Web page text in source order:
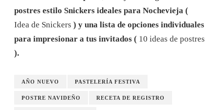
postres estilo Snickers ideales para Nochevieja (
Idea de Snickers ) y una lista de opciones individuales
para impresionar a tus invitados ( 10 ideas de postres
).
AÑO NUEVO PASTELERÍA FESTIVA
POSTRE NAVIDEÑO RECETA DE REGISTRO